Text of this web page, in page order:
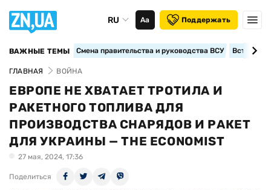
RU Аа Поддержать
ВАЖНЫЕ ТЕМЫ Смена правительства и руководства ВСУ
ГЛАВНАЯ ВОЙНА
ЕВРОПЕ НЕ ХВАТАЕТ ТРОТИЛА И
РАКЕТНОГО ТОПЛИВА ДЛЯ
ПРОИЗВОДСТВА СНАРЯДОВ И РАКЕТ
ДЛЯ УКРАИНЫ — THE ECONOMIST
27 мая, 2024, 17:36
Поделиться